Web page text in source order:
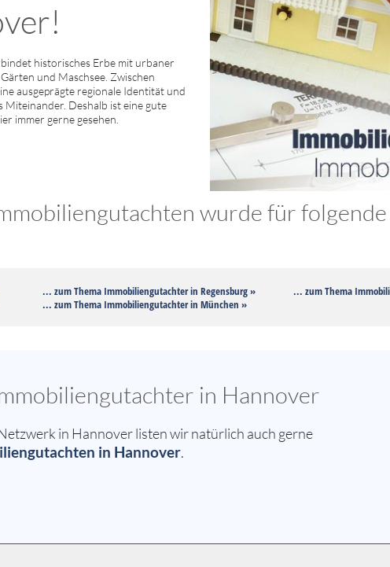
historisches Erbe mit urbaner
und Maschsee. Zwischen
ausgeprägte regionale Identität und
Deshalb ist eine gute
immer gerne gesehen.
wurde für
... zum Thema Immobiliengutachter in Regensburg »
... zum Thema Immobiliengutachter in München »
... zum Thema
in Hannover
in Hannover listen wir natürlich auch gerne
in Hannover.